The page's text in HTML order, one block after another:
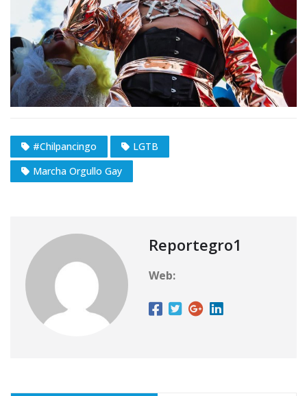
#Chilpancingo
LGTB
Marcha Orgullo Gay
Reportegro1
Web: